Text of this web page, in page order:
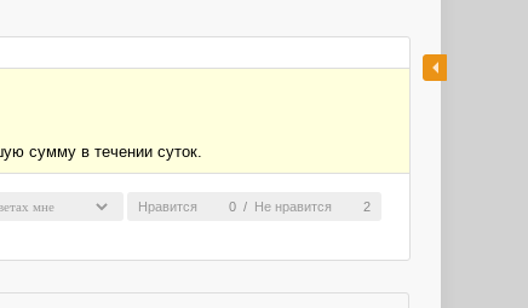
сумму в течении суток.
Нравится 0 / Не нравится 2